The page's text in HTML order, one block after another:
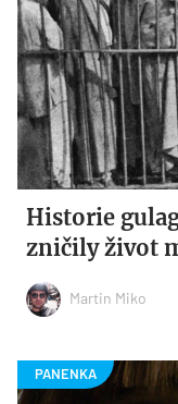
Historie
zničily život
Martin Miko